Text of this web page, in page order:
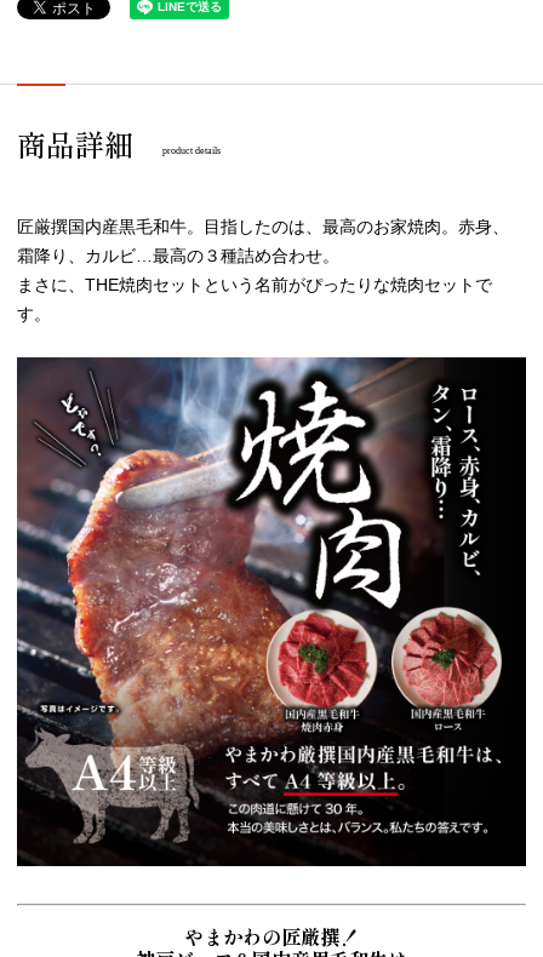
商品詳細 product details
匠厳撰国内産黒毛和牛。目指したのは、最高のお家焼肉。赤身、
霜降り、カルビ…最高の３種詰め合わせ。
まさに、THE焼肉セットという名前がぴったりな焼肉セットで
す。
やまかわの匠厳撰！